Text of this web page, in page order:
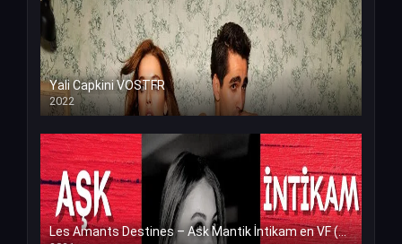
Yali Capkini VOSTFR
2022
Les Amants Destines – Ask Mantik İntikam en VF (Voix Francaise)